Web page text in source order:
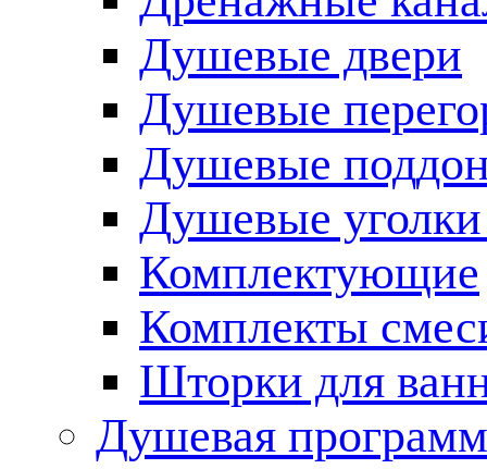
Душевые двери
Душевые
Душевые
Душевые
Комплектующие
Комплекты
Шторки для
Душевая